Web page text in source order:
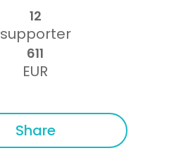
12
supporter
611
EUR
Share